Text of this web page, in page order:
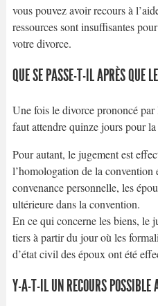
vous pouvez avoir recours à
ressources sont insuffisantes
votre divorce.
QUE SE PASSE-T-IL APRÈS QUE
Une fois le divorce prononcé
faut attendre quinze jours pour
Pour autant, le jugement est
l’homologation de la convention
convenance personnelle, les
ultérieure dans la convention.
En ce qui concerne les biens, le
tiers à partir du jour où les
d’état civil des époux ont été
Y-A-T-IL UN RECOURS POSSIBLE